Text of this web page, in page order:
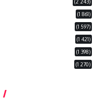
(2 243)
(1 861)
(1 597)
(1 421)
(1 398)
(1 270)